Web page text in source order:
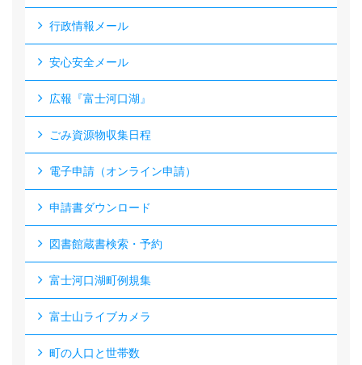
行政情報メール
安心安全メール
広報『富士河口湖』
ごみ資源物収集日程
電子申請（オンライン申請）
申請書ダウンロード
図書館蔵書検索・予約
富士河口湖町例規集
富士山ライブカメラ
町の人口と世帯数